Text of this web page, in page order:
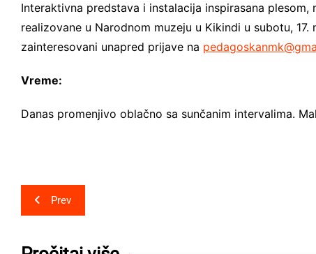
Interaktivna predstava i instalacija inspirasana
realizovane u Narodnom muzeju u Kikindi u subotu,
zainteresovani unapred prijave na
Vreme:
Danas promenjivo oblačno sa sunčanim intervalima.
Post
navigation
Prev